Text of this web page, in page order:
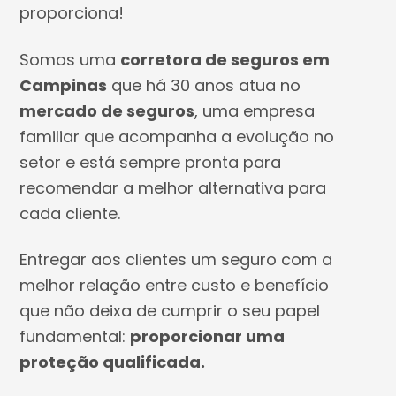
proporciona!
Somos uma corretora de seguros em
Campinas que há 30 anos atua no
mercado de seguros, uma empresa
familiar que acompanha a evolução no
setor e está sempre pronta para
recomendar a melhor alternativa para
cada cliente.
Entregar aos clientes um seguro com a
melhor relação entre custo e benefício
que não deixa de cumprir o seu papel
fundamental: proporcionar uma
proteção qualificada.